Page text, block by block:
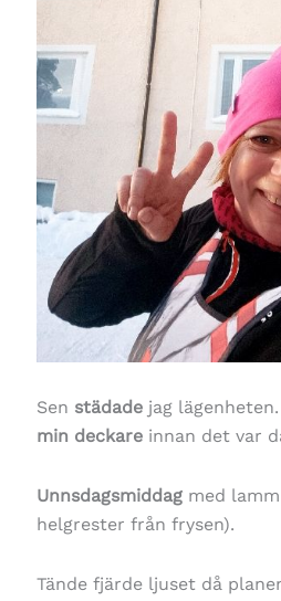
Sen städadejag lägenheten.
min deckareinnan det var
Unnsdagsmiddagmed lamm
helgrester från frysen).
Tände fjärde ljuset då